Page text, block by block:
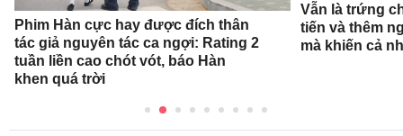
Phim Hàn cực hay được đích thân
tác giả nguyên tác ca ngợi: Rating 2
tuần liền cao chót vót, báo Hàn
khen quá trời
Vẫn là trứng
tiến và thêm
mà khiến cả